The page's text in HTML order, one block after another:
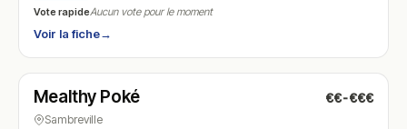
Vote rapideAucun vote pour le moment
Voir la fiche→
N° 12
Mealthy Poké €€-€€€
Sambreville